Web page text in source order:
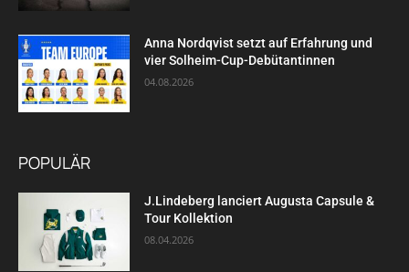
Anna Nordqvist setzt auf Erfahrung und
vier Solheim-Cup-Debütantinnen
04.08.2026
POPULÄR
J.Lindeberg lanciert Augusta Capsule &
Tour Kollektion
08.04.2026